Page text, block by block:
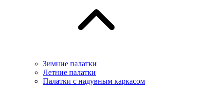
Зимние палатки
Летние палатки
Палатки с надувным каркасом